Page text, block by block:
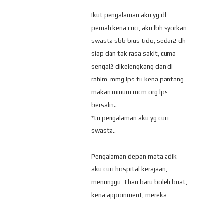
Ikut pengalaman aku yg dh
pernah kena cuci, aku lbh syorkan
swasta sbb bius tido, sedar2 dh
siap dan tak rasa sakit, cuma
sengal2 dikelengkang dan di
rahim..mmg lps tu kena pantang
makan minum mcm org lps
bersalin..
*tu pengalaman aku yg cuci
swasta..
Pengalaman depan mata adik
aku cuci hospital kerajaan,
menunggu 3 hari baru boleh buat,
kena appoinment, mereka